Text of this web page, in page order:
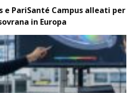
e PariSanté Campus alleati per
in Europa